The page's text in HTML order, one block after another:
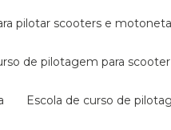
pilotar scooters e
de pilotagem para scooter
escola de curso de